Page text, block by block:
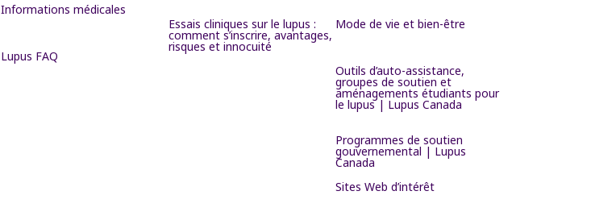
Informations médicales
Lupus FAQ
Essais cliniques sur le lupus :
comment s’inscrire, avantages,
risques et innocuité
Mode de vie et bien-être
Outils d’auto-assistance,
groupes de soutien et
aménagements étudiants pour
le lupus | Lupus Canada
Programmes de soutien
gouvernemental | Lupus
Canada
Sites Web d’intérêt